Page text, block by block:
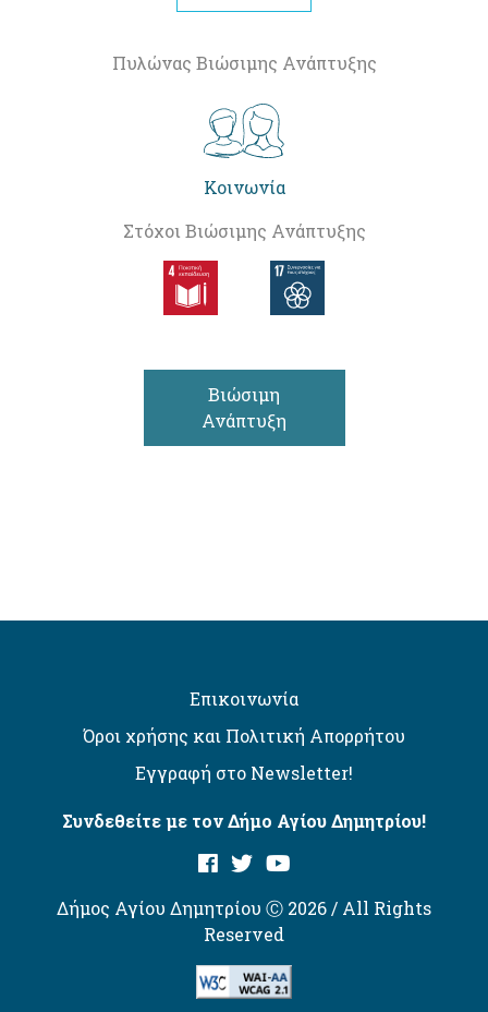
Πυλώνας Βιώσιμης Ανάπτυξης
Κοινωνία
Στόχοι Βιώσιμης Ανάπτυξης
Βιώσιμη
Ανάπτυξη
Επικοινωνία
Όροι χρήσης και Πολιτική Απορρήτου
Εγγραφή στο Newsletter!
Συνδεθείτε με τον Δήμο Αγίου Δημητρίου!
Δήμος Αγίου Δημητρίου Ⓒ 2026 / All Rights
Reserved